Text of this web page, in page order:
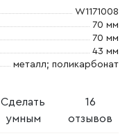
W1171008
70 мм
70 мм
43 мм
металл; поликарбонат
Сделать
умным
16
отзывов